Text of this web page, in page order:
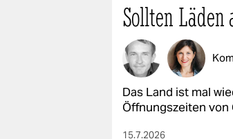
Sollten Läden
Das Land ist mal
Öffnungszeiten von
15.7.2026